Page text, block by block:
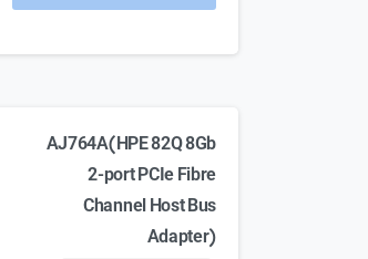
AJ764A(HPE 82Q 8Gb
2-port PCIe Fibre
Channel Host Bus
Adapter)